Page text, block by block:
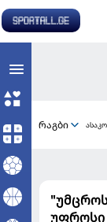
რაგბი
უფროსი